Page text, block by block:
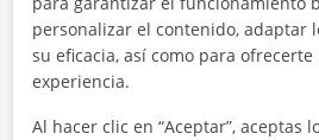
personalizar el contenido, adaptar
su eficacia, así como para
experiencia.
Al hacer clic en “Aceptar”, aceptas